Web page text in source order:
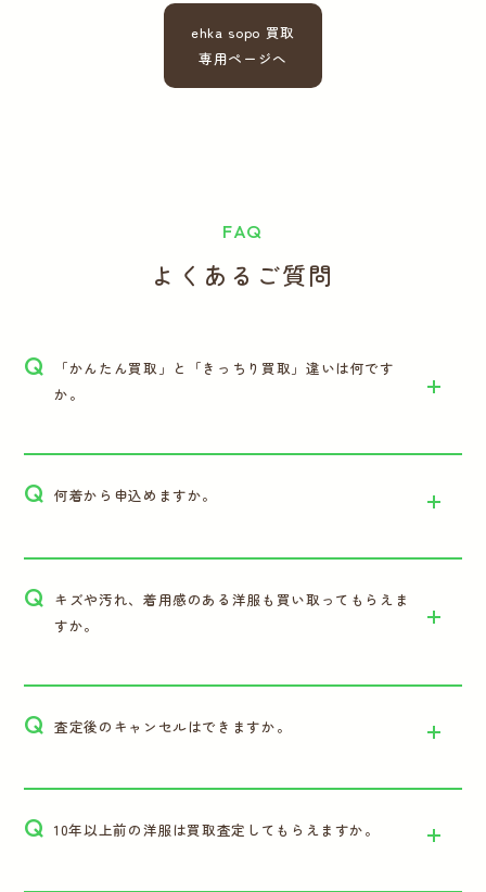
ehka sopo 買取
専用ページへ
FAQ
よくあるご質問
Q
「かんたん買取」と「きっちり買取」違いは何です
か。
Q 何着から申込めますか。
Q キズや汚れ、着用感のある洋服も買い取ってもらえま
すか。
Q 査定後のキャンセルはできますか。
Q 10年以上前の洋服は買取査定してもらえますか。